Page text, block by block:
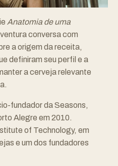
Anatomia de uma
conversa com
a origem da receita,
definiram seu perfil e a
a cerveja relevante
fundador da Seasons,
Alegre em 2010.
of Technology, em
e um dos fundadores